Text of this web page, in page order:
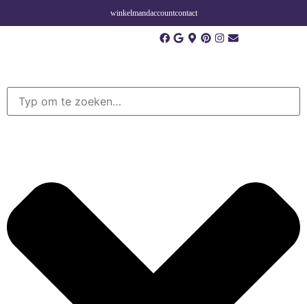
winkelmandaccountcontact